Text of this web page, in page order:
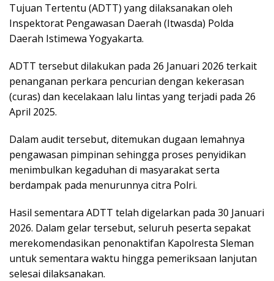
Tujuan Tertentu (ADTT) yang dilaksanakan oleh
Inspektorat Pengawasan Daerah (Itwasda) Polda
Daerah Istimewa Yogyakarta.
ADTT tersebut dilakukan pada 26 Januari 2026 terkait
penanganan perkara pencurian dengan kekerasan
(curas) dan kecelakaan lalu lintas yang terjadi pada 26
April 2025.
Dalam audit tersebut, ditemukan dugaan lemahnya
pengawasan pimpinan sehingga proses penyidikan
menimbulkan kegaduhan di masyarakat serta
berdampak pada menurunnya citra Polri.
Hasil sementara ADTT telah digelarkan pada 30 Januari
2026. Dalam gelar tersebut, seluruh peserta sepakat
merekomendasikan penonaktifan Kapolresta Sleman
untuk sementara waktu hingga pemeriksaan lanjutan
selesai dilaksanakan.